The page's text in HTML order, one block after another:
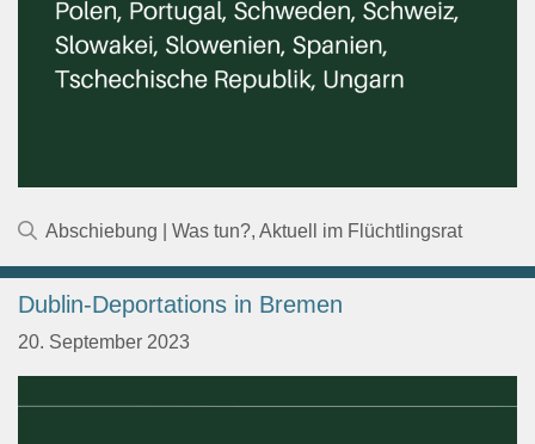
Kategorien
Abschiebung | Was tun?, Aktuell im Flüchtlingsrat
Dublin-Deportations in Bremen
20. September 2023